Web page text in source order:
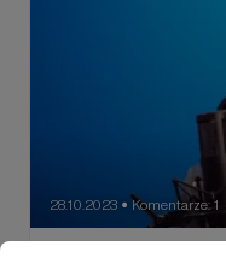
28.10.2023 ● Komentarze: 1